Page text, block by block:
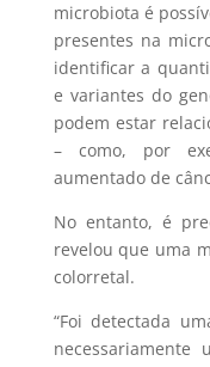
microbiota é
presentes na
identificar a
e variantes do
podem estar
– como, por
aumentado de
No entanto, é
revelou que uma
colorretal.
“Foi detectada
necessariamente